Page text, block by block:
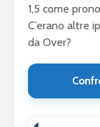
1,5 come
C’erano altre
da Over?